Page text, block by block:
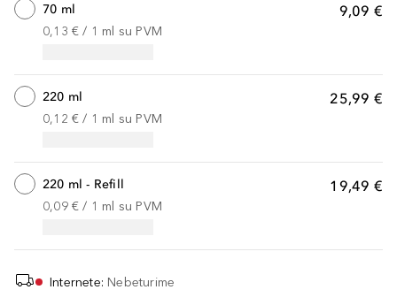
9,09 €
70 ml
0,13 € / 1 ml su PVM
25,99 €
220 ml
0,12 € / 1 ml su PVM
19,49 €
220 ml - Refill
0,09 € / 1 ml su PVM
Internete: Nebeturime